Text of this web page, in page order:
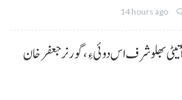
14 hours ago
بھلو شرف اس دوئی ءِ،گورنر جعفرخان